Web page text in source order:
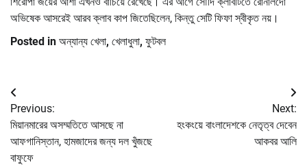
অভিষেক আসরেই আরব ক্লাব কাপ জিতেছিলেন, কিন্তু সেটি ফিফা স্বীকৃত নয়।
Posted in অন্যান্য খেলা, খেলাধুলা, ফুটবল
Post
navigation
Previous:
মিয়ানমারের অসম্মতিতে আসছে না
আফগানিস্তান, হামজাদের জন্য দল খুঁজছে
বাফুফে
Next:
হংকংয়ে বাংলাদেশকে নেতৃত্ব দেবেন
আকবর আলি